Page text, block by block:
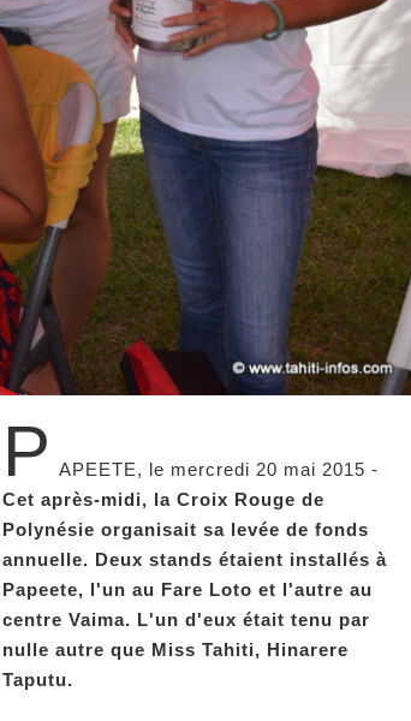
P APEETE, le mercredi 20 mai 2015 -
Cet après-midi, la Croix Rouge de
Polynésie organisait sa levée de fonds
annuelle. Deux stands étaient installés à
Papeete, l'un au Fare Loto et l'autre au
centre Vaima. L'un d'eux était tenu par
nulle autre que Miss Tahiti, Hinarere
Taputu.